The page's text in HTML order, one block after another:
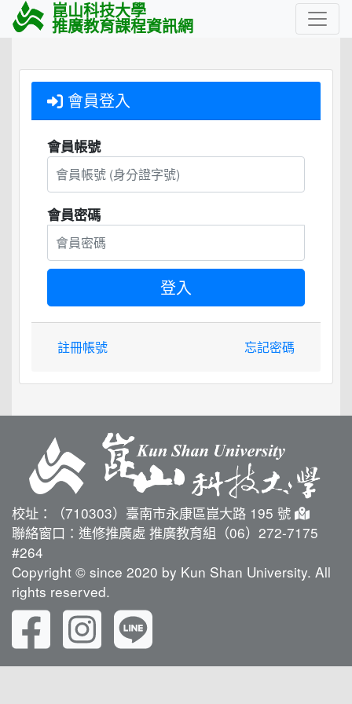
崑山科技大學
推廣教育課程資訊網
會員登入
會員帳號
會員密碼
註冊帳號 忘記密碼
校址：（710303）臺南市永康區崑大路 195 號
聯絡窗口：進修推廣處 推廣教育組（06）272-7175
#264
Copyright © since 2020 by Kun Shan University. All
rights reserved.